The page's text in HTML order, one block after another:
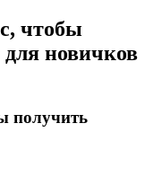
токенов
чтобы
для новичков
получить